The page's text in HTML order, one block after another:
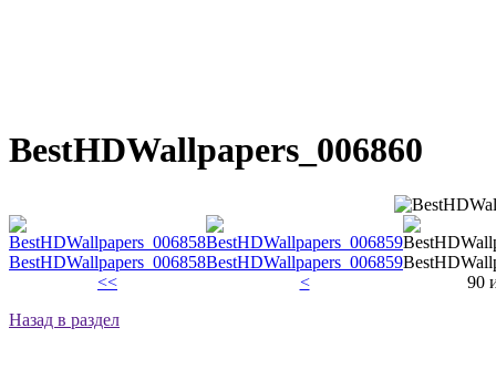
BestHDWallpapers_006860
BestHDWallpapers_006858BestHDWallpapers_006859
<<
<
90
Назад в раздел